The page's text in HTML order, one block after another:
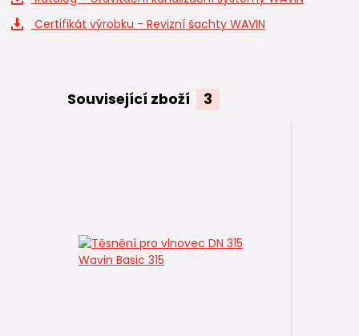
Certifikát výrobku - Revizní šachty WAVIN
Související zboží 3